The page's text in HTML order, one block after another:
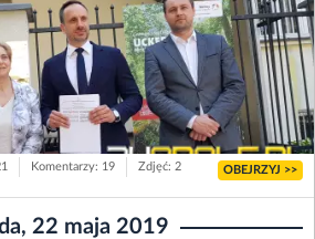
Komentarzy: 19 Zdjęć: 2 OBEJRZYJ >>
22 maja 2019